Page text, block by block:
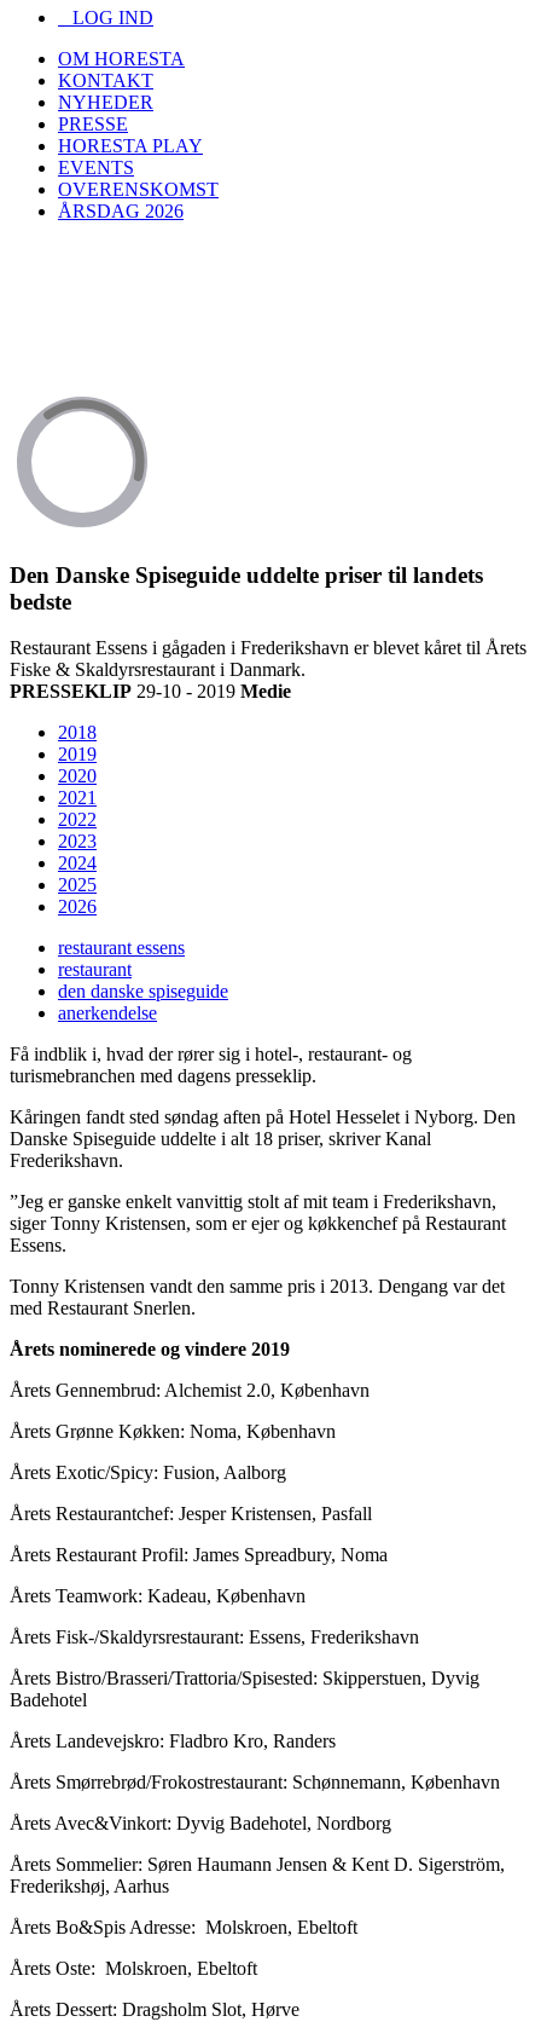
LOG IND
OM HORESTA
KONTAKT
NYHEDER
PRESSE
HORESTA PLAY
EVENTS
OVERENSKOMST
ÅRSDAG 2026
Den Danske Spiseguide uddelte priser til landets
bedste
Restaurant Essens i gågaden i Frederikshavn er blevet kåret til Årets
Fiske & Skaldyrsrestaurant i Danmark.
PRESSEKLIP 29-10 - 2019 Medie
2018
2019
2020
2021
2022
2023
2024
2025
2026
restaurant essens
restaurant
den danske spiseguide
anerkendelse
Få indblik i, hvad der rører sig i hotel-, restaurant- og
turismebranchen med dagens presseklip.
Kåringen fandt sted søndag aften på Hotel Hesselet i Nyborg. Den
Danske Spiseguide uddelte i alt 18 priser, skriver Kanal
Frederikshavn.
”Jeg er ganske enkelt vanvittig stolt af mit team i Frederikshavn,
siger Tonny Kristensen, som er ejer og køkkenchef på Restaurant
Essens.
Tonny Kristensen vandt den samme pris i 2013. Dengang var det
med Restaurant Snerlen.
Årets nominerede og vindere 2019
Årets Gennembrud: Alchemist 2.0, København
Årets Grønne Køkken: Noma, København
Årets Exotic/Spicy: Fusion, Aalborg
Årets Restaurantchef: Jesper Kristensen, Pasfall
Årets Restaurant Profil: James Spreadbury, Noma
Årets Teamwork: Kadeau, København
Årets Fisk-/Skaldyrsrestaurant: Essens, Frederikshavn
Årets Bistro/Brasseri/Trattoria/Spisested: Skipperstuen, Dyvig
Badehotel
Årets Landevejskro: Fladbro Kro, Randers
Årets Smørrebrød/Frokostrestaurant: Schønnemann, København
Årets Avec&Vinkort: Dyvig Badehotel, Nordborg
Årets Sommelier: Søren Haumann Jensen & Kent D. Sigerström,
Frederikshøj, Aarhus
Årets Bo&Spis Adresse: Molskroen, Ebeltoft
Årets Oste: Molskroen, Ebeltoft
Årets Dessert: Dragsholm Slot, Hørve